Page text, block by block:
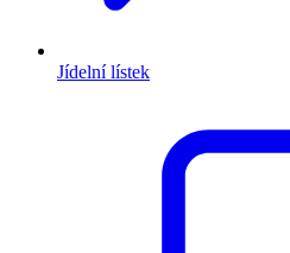
Jídelní lístek